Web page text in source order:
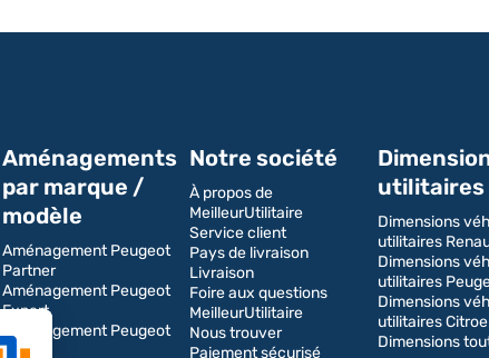
Aménagements
par marque /
modèle
Aménagement Peugeot
Partner
Aménagement Peugeot
Expert
Aménagement Peugeot
Boxer
Notre société
À propos de
MeilleurUtilitaire
Service client
Pays de livraison
Livraison
Foire aux questions
MeilleurUtilitaire
Nous trouver
Paiement sécurisé
utilitaires
Dimensions
utilitaires
Dimensions
utilitaires
Dimensions
utilitaires
Dimensions